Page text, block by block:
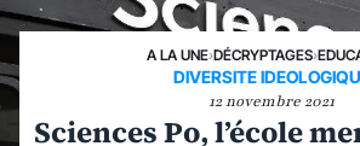
A LA UNE›DÉCRYPTAGES›
DIVERSITE
12 novembre 2021
Sciences Po, l’école